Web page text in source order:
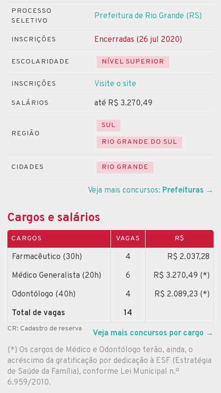
PROCESSO
SELETIVO
Prefeitura de Rio Grande (RS)
INSCRIÇÕES Encerradas (26 jul 2020)
ESCOLARIDADE NÍVEL SUPERIOR
INSCRIÇÕES Visite o site
SALÁRIOS até R$ 3.270,49
REGIÃO
SUL
RIO GRANDE DO SUL
CIDADES RIO GRANDE
Veja mais concursos: Prefeituras →
Cargos e salários
CARGOS VAGAS R$
Farmacêutico (30h) 4
R$ 2.037,28
Médico Generalista (20h)
6
R$ 3.270,49 (*)
Odontólogo (40h)
4
R$ 2.089,23 (*)
Total de vagas
14
CR: Cadastro de reserva Veja mais concursos por cargo →
(*) Os cargos de Médico e Odontólogo terão, ainda, o
acréscimo da gratificação por dedicação à ESF (Estratégia
de Saúde da Família), conforme Lei Municipal n.º
6.959/2010.